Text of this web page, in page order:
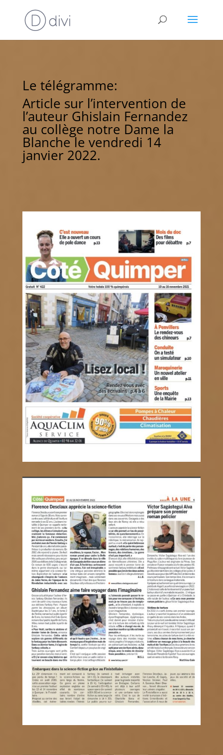
Le télégramme:
Article sur l’intervention de
l’auteur Ghislain Fernandez
au collège notre Dame la
Blanche le vendredi 14
janvier 2022.